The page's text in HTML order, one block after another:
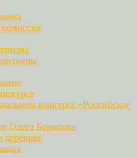
конкурсе «Российское
Олега Борисова